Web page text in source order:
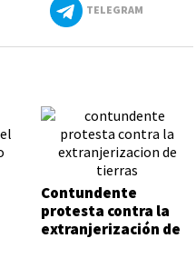
TELEGRAM
Contundente
protesta contra la
extranjerización de